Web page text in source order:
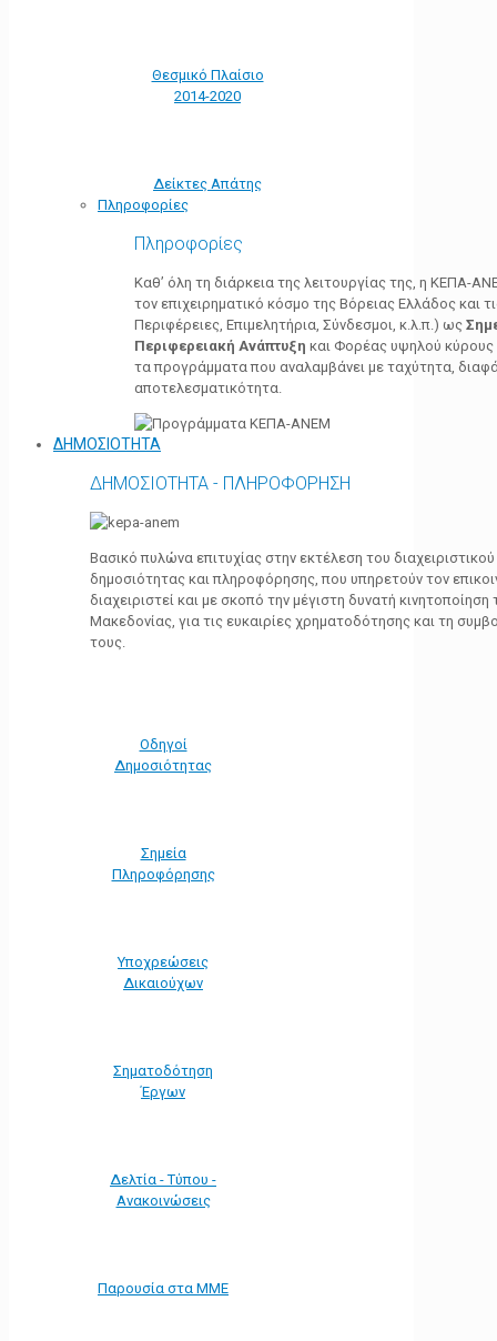
Θεσμικό Πλαίσιο
2014-2020
Δείκτες Απάτης
Πληροφορίες
Πληροφορίες
Καθ’ όλη τη διάρκεια της λειτουργίας της, η ΚΕΠΑ-
τον επιχειρηματικό κόσμο της Βόρειας Ελλάδος και
Περιφέρειες, Επιμελητήρια, Σύνδεσμοι, κ.λ.π.) ως
Περιφερειακή Ανάπτυξη και Φορέας υψηλού κύρους
τα προγράμματα που αναλαμβάνει με ταχύτητα,
αποτελεσματικότητα.
ΔΗΜΟΣΙΟΤΗΤΑ
ΔΗΜΟΣΙΟΤΗΤΑ - ΠΛΗΡΟΦΟΡΗΣΗ
Βασικό πυλώνα επιτυχίας στην εκτέλεση του
δημοσιότητας και πληροφόρησης, που υπηρετούν τον
διαχειριστεί και με σκοπό την μέγιστη δυνατή
Μακεδονίας, για τις ευκαιρίες χρηματοδότησης και τη
τους.
Οδηγοί
Δημοσιότητας
Σημεία
Πληροφόρησης
Υποχρεώσεις
Δικαιούχων
Σηματοδότηση
Έργων
Δελτία - Τύπου -
Ανακοινώσεις
Παρουσία στα ΜΜΕ